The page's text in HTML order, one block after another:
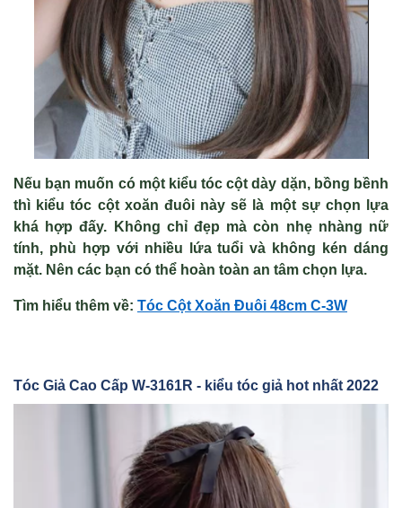
Nếu bạn muốn có một kiểu tóc cột dày dặn, bồng bềnh
thì kiểu tóc cột xoăn đuôi này sẽ là một sự chọn lựa
khá hợp đấy. Không chỉ đẹp mà còn nhẹ nhàng nữ
tính, phù hợp với nhiều lứa tuổi và không kén dáng
mặt. Nên các bạn có thể hoàn toàn an tâm chọn lựa.
Tìm hiểu thêm về: Tóc Cột Xoăn Đuôi 48cm C-3W
Tóc Giả Cao Cấp W-3161R - kiểu tóc giả hot nhất 2022